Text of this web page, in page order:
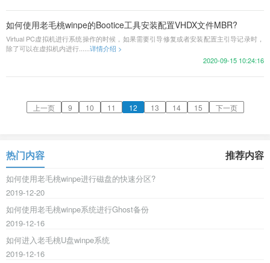
如何使用老毛桃winpe的Bootice工具安装配置VHDX文件MBR?
Virtual PC虚拟机进行系统操作的时候，如果需要引导修复或者安装配置主引导记录时，
除了可以在虚拟机内进行......详情介绍 >
2020-09-15 10:24:16
上一页 9 10 11 12 13 14 15 下一页
热门内容 推荐内容
如何使用老毛桃winpe进行磁盘的快速分区?
2019-12-20
如何使用老毛桃winpe系统进行Ghost备份
2019-12-16
如何进入老毛桃U盘winpe系统
2019-12-16